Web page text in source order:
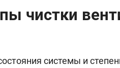
чистки
системы и
ВТБ
150 камер до
ID вместо